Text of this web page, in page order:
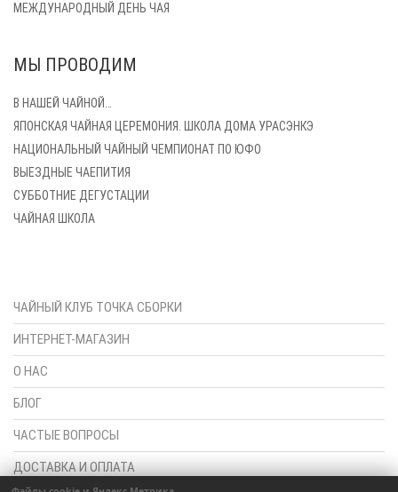
МЕЖДУНАРОДНЫЙ ДЕНЬ ЧАЯ
МЫ ПРОВОДИМ
В НАШЕЙ ЧАЙНОЙ…
ЯПОНСКАЯ ЧАЙНАЯ ЦЕРЕМОНИЯ. ШКОЛА ДОМА УРАСЭНКЭ
НАЦИОНАЛЬНЫЙ ЧАЙНЫЙ ЧЕМПИОНАТ ПО ЮФО
ВЫЕЗДНЫЕ ЧАЕПИТИЯ
СУББОТНИЕ ДЕГУСТАЦИИ
ЧАЙНАЯ ШКОЛА
ЧАЙНЫЙ КЛУБ ТОЧКА СБОРКИ
ИНТЕРНЕТ-МАГАЗИН
О НАС
БЛОГ
ЧАСТЫЕ ВОПРОСЫ
ДОСТАВКА И ОПЛАТА